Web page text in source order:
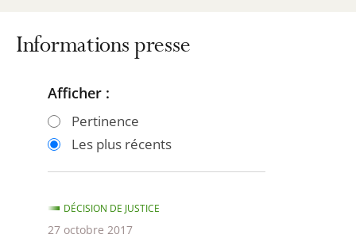
Informations presse
Passer
filtres
après
Passer
filtres
Afficher :
Pertinence
Les plus récents
DÉCISION DE JUSTICE
27 octobre 2017